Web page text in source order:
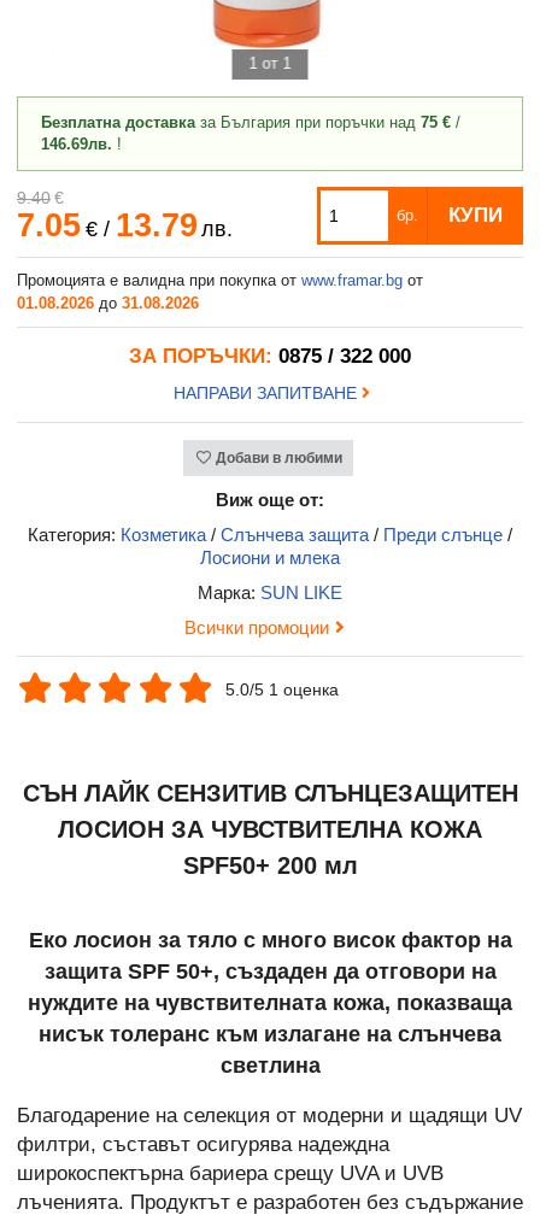
1 от 1
Безплатна доставказа България при поръчки над 75 € /
146.69лв. !
9.40 €
7.05 €/ 13.79 лв.
бр. КУПИ
Промоцията е валидна при покупка от www.framar.bg от
01.08.2026 до 31.08.2026
ЗА ПОРЪЧКИ: 0875 / 322 000
НАПРАВИ ЗАПИТВАНЕ
Добави в любими
Виж още от:
Категория: Козметика / Слънчева защита / Преди слънце /
Лосиони и млека
Марка: SUN LIKE
Всички промоции
5.0/5 1 оценка
СЪН ЛАЙК СЕНЗИТИВ СЛЪНЦЕЗАЩИТЕН
ЛОСИОН ЗА ЧУВСТВИТЕЛНА КОЖА
SPF50+ 200 мл
Еко лосион за тяло с много висок фактор на
защита SPF 50+, създаден да отговори на
нуждите на чувствителната кожа, показваща
нисък толеранс към излагане на слънчева
светлина
Благодарение на селекция от модерни и щадящи UV
филтри, съставът осигурява надеждна
широкоспектърна бариера срещу UVA и UVB
лъченията. Продуктът е разработен без съдържание